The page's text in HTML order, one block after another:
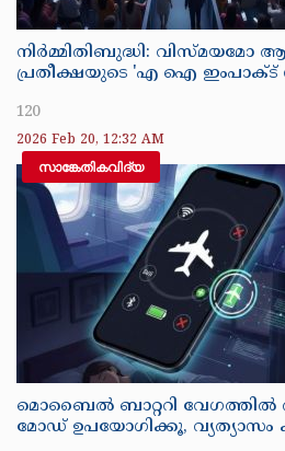
നിർമ്മിതിബുദ്ധി:
പ്രതീക്ഷയുടെ 'എ ഐ ഇംപാക്ട്
120
2026 Feb 20, 12:32 AM
സാങ്കേതികവിദ്യ
മൊബൈൽ ബാറ്ററി വേഗത്തിൽ
മോഡ് ഉപയോഗിക്കൂ,